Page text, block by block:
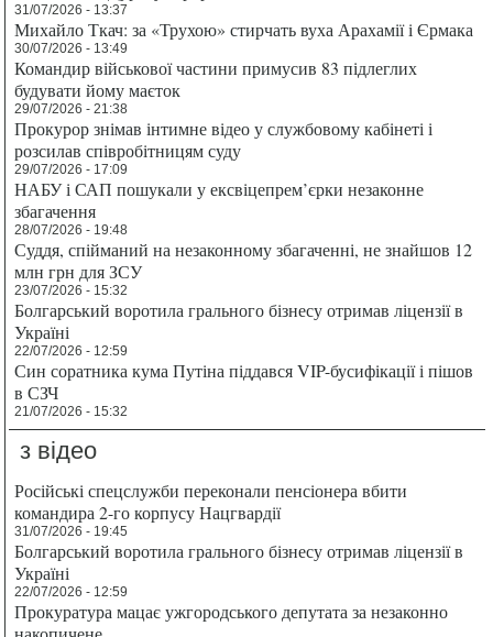
31/07/2026 - 13:37
Михайло Ткач: за «Трухою» стирчать вуха Арахамії і Єрмака
30/07/2026 - 13:49
Командир військової частини примусив 83 підлеглих
будувати йому маєток
29/07/2026 - 21:38
Прокурор знімав інтимне відео у службовому кабінеті і
розсилав співробітницям суду
29/07/2026 - 17:09
НАБУ і САП пошукали у ексвіцепрем’єрки незаконне
збагачення
28/07/2026 - 19:48
Суддя, спійманий на незаконному збагаченні, не знайшов 12
млн грн для ЗСУ
23/07/2026 - 15:32
Болгарський воротила грального бізнесу отримав ліцензії в
Україні
22/07/2026 - 12:59
Син соратника кума Путіна піддався VIP-бусифікації і пішов
в СЗЧ
21/07/2026 - 15:32
з відео
Російські спецслужби переконали пенсіонера вбити
командира 2-го корпусу Нацгвардії
31/07/2026 - 19:45
Болгарський воротила грального бізнесу отримав ліцензії в
Україні
22/07/2026 - 12:59
Прокуратура мацає ужгородського депутата за незаконно